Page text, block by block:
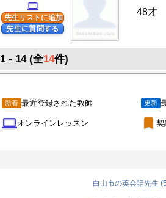
computer
先生リストに追加
先生に質問する
48才
1 - 14(全14件)
新着 最近登録された教師 更新
computerオンラインレッスン turned_in 契
白山市の英会話先生